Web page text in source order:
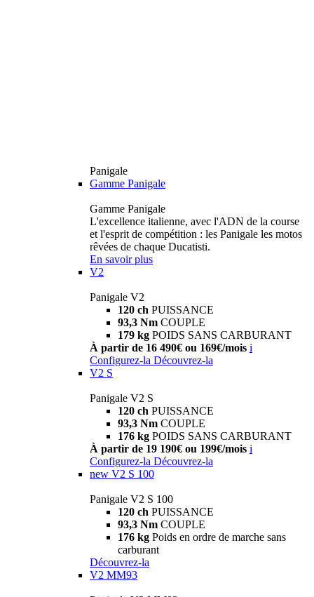
Panigale
Gamme Panigale
Gamme Panigale
L'excellence italienne, avec l'ADN de la course
et l'esprit de compétition : les Panigale les motos
rêvées de chaque Ducatisti.
En savoir plus
V2
Panigale V2
120 ch PUISSANCE
93,3 Nm COUPLE
179 kg POIDS SANS CARBURANT
À partir de 16 490€ ou 169€/mois i
Configurez-la Découvrez-la
V2 S
Panigale V2 S
120 ch PUISSANCE
93,3 Nm COUPLE
176 kg POIDS SANS CARBURANT
À partir de 19 190€ ou 199€/mois i
Configurez-la Découvrez-la
new V2 S 100
Panigale V2 S 100
120 ch PUISSANCE
93,3 Nm COUPLE
176 kg Poids en ordre de marche sans
carburant
Découvrez-la
V2 MM93